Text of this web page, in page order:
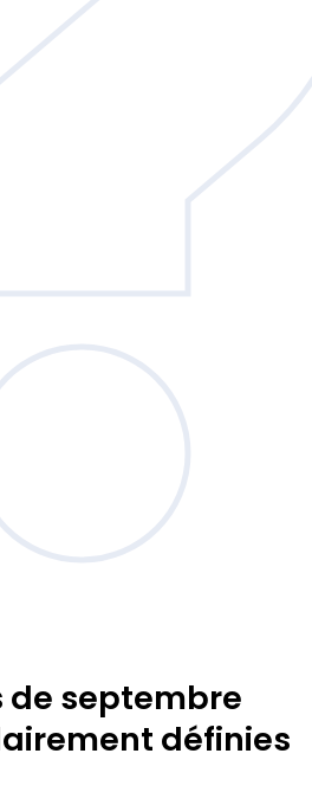
de septembre
définies